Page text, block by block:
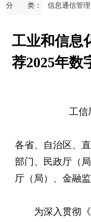
分 类： 信息通信管理
工业和信息
荐2025年数
工信
各省、自治区、
部门、民政厅（
厅（局）、金融
为深入贯彻